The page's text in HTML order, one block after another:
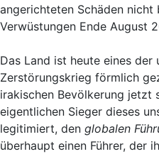
angerichteten Schäden
Verwüstungen Ende August
Das Land ist heute eines
Zerstörungskrieg förmlich
irakischen Bevölkerung
eigentlichen Sieger dieses
legitimiert, den globalen
überhaupt einen Führer, der